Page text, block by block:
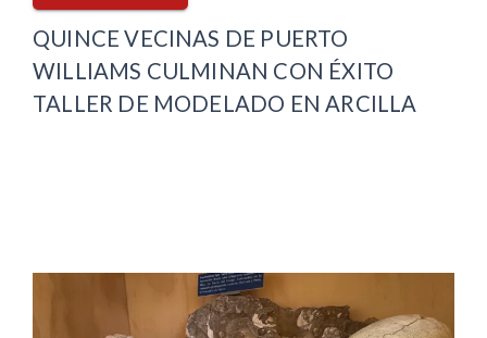
QUINCE VECINAS DE PUERTO
WILLIAMS CULMINAN CON ÉXITO
TALLER DE MODELADO EN ARCILLA